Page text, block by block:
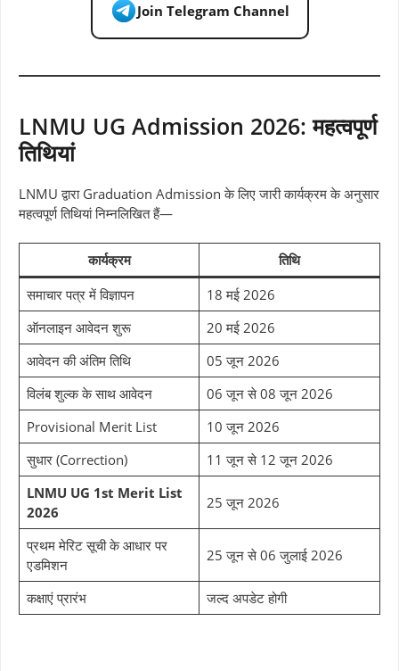
Join Telegram Channel
LNMU UG Admission 2026: महत्वपूर्ण
तिथियां
LNMU द्वारा Graduation Admission के लिए जारी कार्यक्रम के अनुसार
महत्वपूर्ण तिथियां निम्नलिखित हैं—
कार्यक्रम
तिथि
समाचार पत्र में विज्ञापन
18 मई 2026
ऑनलाइन आवेदन शुरू
20 मई 2026
आवेदन की अंतिम तिथि
05 जून 2026
विलंब शुल्क के साथ आवेदन
06 जून से 08 जून 2026
Provisional Merit List
10 जून 2026
सुधार (Correction)
11 जून से 12 जून 2026
LNMU UG 1st Merit List
2026
25 जून 2026
प्रथम मेरिट सूची के आधार पर
एडमिशन
25 जून से 06 जुलाई 2026
कक्षाएं प्रारंभ जल्द अपडेट होगी